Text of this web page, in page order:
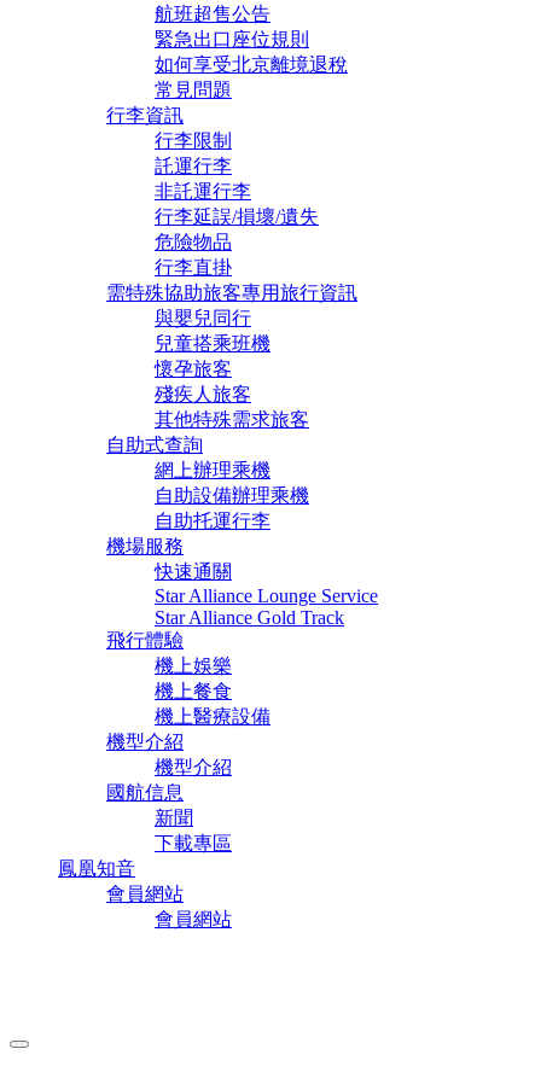
航班超售公告
緊急出口座位規則
如何享受北京離境退稅
常見問題
行李資訊
行李限制
託運行李
非託運行李
行李延誤/損壞/遺失
危險物品
行李直掛
需特殊協助旅客專用旅行資訊
與嬰兒同行
兒童搭乘班機
懷孕旅客
殘疾人旅客
其他特殊需求旅客
自助式查詢
網上辦理乘機
自助設備辦理乘機
自助托運行李
機場服務
快速通關
Star Alliance Lounge Service
Star Alliance Gold Track
飛行體驗
機上娛樂
機上餐食
機上醫療設備
機型介紹
機型介紹
國航信息
新聞
下載專區
鳳凰知音
會員網站
會員網站